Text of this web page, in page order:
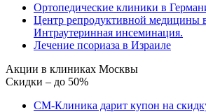
Ортопедические клиники в
Центр репродуктивной медицины
Интраутеринная инсеминация.
Лечение псориаза в Израиле
Акции в клиниках Москвы
Скидки – до 50%
СМ-Клиника дарит купон на